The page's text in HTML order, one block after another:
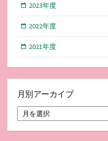
2023年度
2022年度
2021年度
月別アーカイブ
別
ア